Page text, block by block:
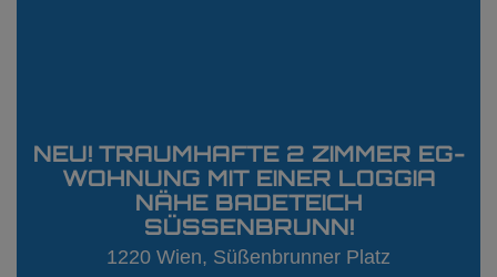
NEU! TRAUMHAFTE 2 ZIMMER EG-
WOHNUNG MIT EINER LOGGIA
NÄHE BADETEICH
SÜSSENBRUNN!
1220 Wien, Süßenbrunner Platz